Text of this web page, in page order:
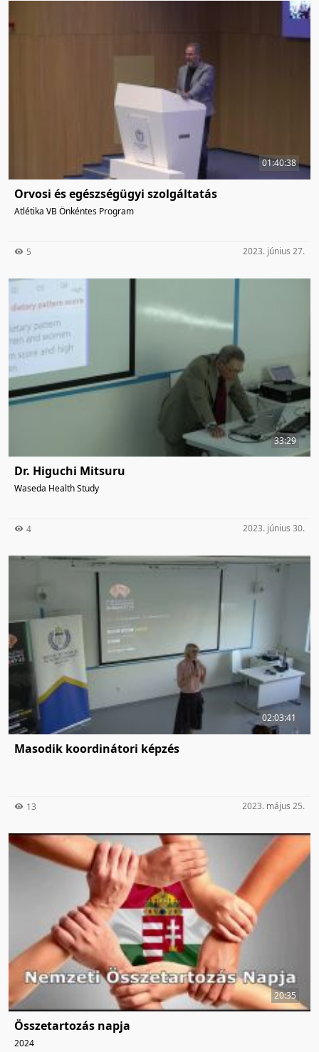
01:40:38
Orvosi és egészségügyi szolgáltatás
Atlétika VB Önkéntes Program
5 2023. június 27.
33:29
Dr. Higuchi Mitsuru
Waseda Health Study
4 2023. június 30.
02:03:41
Masodik koordinátori képzés
13 2023. május 25.
20:35
Összetartozás napja
2024